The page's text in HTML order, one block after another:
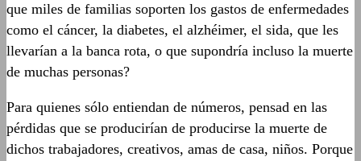
que miles de familias soporten los gastos de enfermedades
como el cáncer, la diabetes, el alzhéimer, el sida, que les
llevarían a la banca rota, o que supondría incluso la muerte
de muchas personas?
Para quienes sólo entiendan de números, pensad en las
pérdidas que se producirían de producirse la muerte de
dichos trabajadores, creativos, amas de casa, niños. Porque